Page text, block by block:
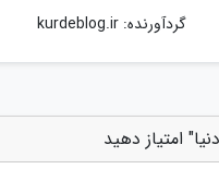
گردآورنده:kurdeblog.ir